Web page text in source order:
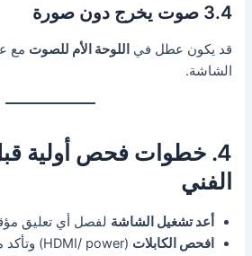
3.4 صوت يخرج دون صورة
قد يكون عطل في اللوحة الأم للصوت مع
الشاشة.
4. خطوات فحص أولية
الفني
أعد تشغيل الشاشة لفصل أي تعليق
افحص الكابلات (HDMI/ power) وتأكد من توصيلها بشكل جيد